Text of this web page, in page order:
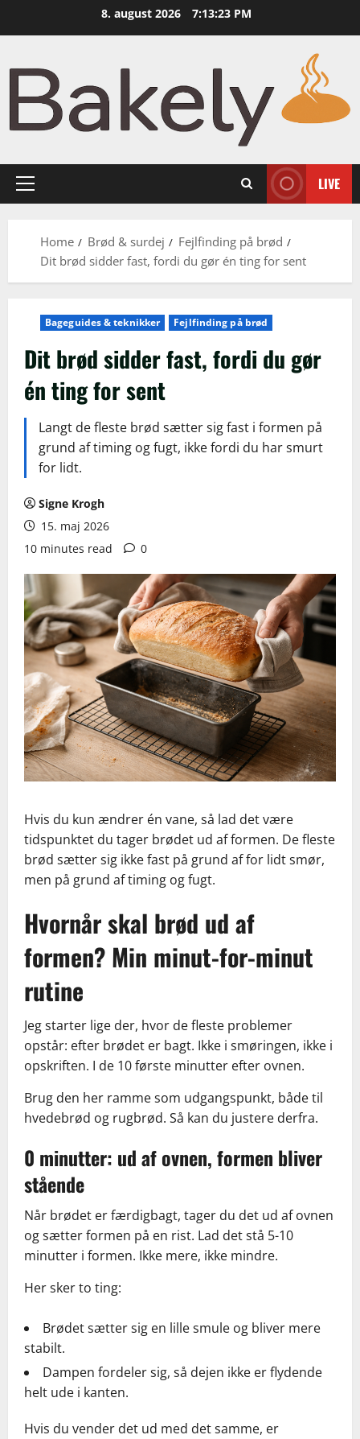
8. august 2026 7:13:25 PM
Primary
LIVE
Home Brød & surdej
Fejlfinding på brød
Dit brød sidder fast, fordi du gør én ting for sent
Bageguides & teknikker Fejlfinding på brød
Dit brød sidder fast, fordi du gør
én ting for sent
Langt de fleste brød sætter sig fast i formen på
grund af timing og fugt, ikke fordi du har smurt
for lidt.
Signe Krogh
15. maj 2026
10 minutes read
0
Hvis du kun ændrer én vane, så lad det være
tidspunktet du tager brødet ud af formen. De fleste
brød sætter sig ikke fast på grund af for lidt smør,
men på grund af timing og fugt.
Hvornår skal brød ud af
formen? Min minut-for-minut
rutine
Jeg starter lige der, hvor de fleste problemer
opstår: efter brødet er bagt. Ikke i smøringen, ikke i
opskriften. I de 10 første minutter efter ovnen.
Brug den her ramme som udgangspunkt, både til
hvedebrød og rugbrød. Så kan du justere derfra.
0 minutter: ud af ovnen, formen bliver
stående
Når brødet er færdigbagt, tager du det ud af ovnen
og sætter formen på en rist. Lad det stå 5-10
minutter i formen. Ikke mere, ikke mindre.
Her sker to ting:
Brødet sætter sig en lille smule og bliver mere
stabilt.
Dampen fordeler sig, så dejen ikke er flydende
helt ude i kanten.
Hvis du vender det ud med det samme, er